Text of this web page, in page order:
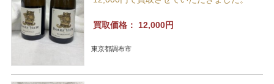
買取価格： 12,000円
東京都調布市